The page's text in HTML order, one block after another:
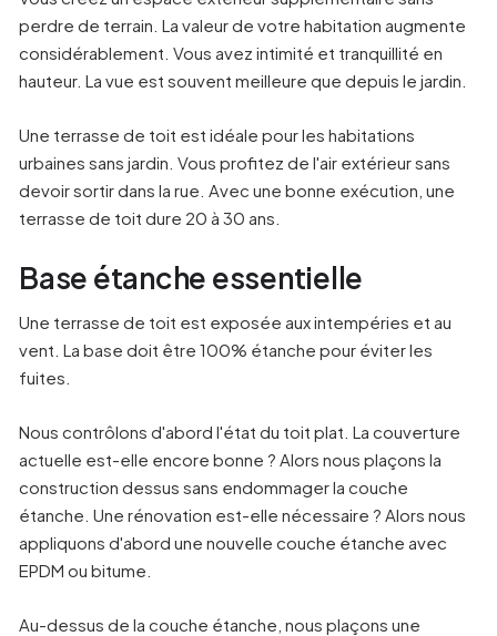
perdre de terrain. La valeur de votre habitation augmente
considérablement. Vous avez intimité et tranquillité en
hauteur. La vue est souvent meilleure que depuis le jardin.
Une terrasse de toit est idéale pour les habitations
urbaines sans jardin. Vous profitez de l'air extérieur sans
devoir sortir dans la rue. Avec une bonne exécution, une
terrasse de toit dure 20 à 30 ans.
Base étanche essentielle
Une terrasse de toit est exposée aux intempéries et au
vent. La base doit être 100% étanche pour éviter les
fuites.
Nous contrôlons d'abord l'état du toit plat. La couverture
actuelle est-elle encore bonne ? Alors nous plaçons la
construction dessus sans endommager la couche
étanche. Une rénovation est-elle nécessaire ? Alors nous
appliquons d'abord une nouvelle couche étanche avec
EPDM ou bitume.
Au-dessus de la couche étanche, nous plaçons une